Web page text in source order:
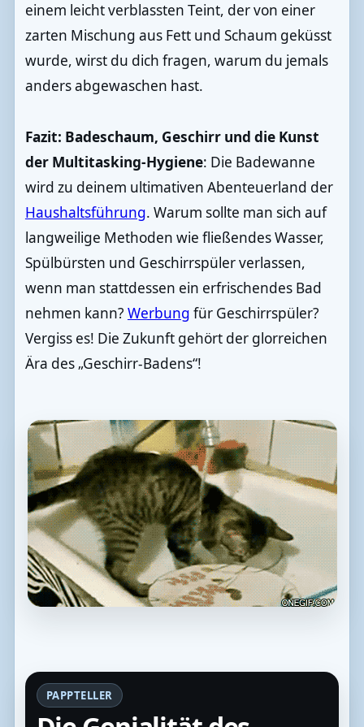
einem leicht verblassten Teint, der von einer
zarten Mischung aus Fett und Schaum geküsst
wurde, wirst du dich fragen, warum du jemals
anders abgewaschen hast.
Fazit: Badeschaum, Geschirr und die Kunst
der Multitasking-Hygiene: Die Badewanne
wird zu deinem ultimativen Abenteuerland der
Haushaltsführung. Warum sollte man sich auf
langweilige Methoden wie fließendes Wasser,
Spülbürsten und Geschirrspüler verlassen,
wenn man stattdessen ein erfrischendes Bad
nehmen kann? Werbung für Geschirrspüler?
Vergiss es! Die Zukunft gehört der glorreichen
Ära des „Geschirr-Badens“!
PAPPTELLER